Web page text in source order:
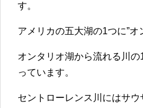
す。
アメリカの五大湖の1つに”
オンタリオ湖から流れる川
っています。
セントローレンス川にはサ